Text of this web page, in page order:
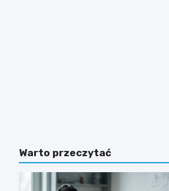
Warto przeczytać